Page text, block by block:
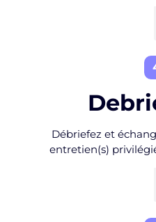
Débriefez et
entretien(s)